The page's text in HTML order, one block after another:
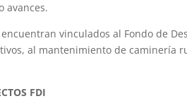
avances.
vinculados al Fondo de
al mantenimiento de caminería
FDI